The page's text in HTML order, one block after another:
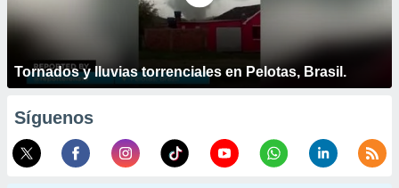
Tornados y lluvias torrenciales en Pelotas, Brasil.
Síguenos